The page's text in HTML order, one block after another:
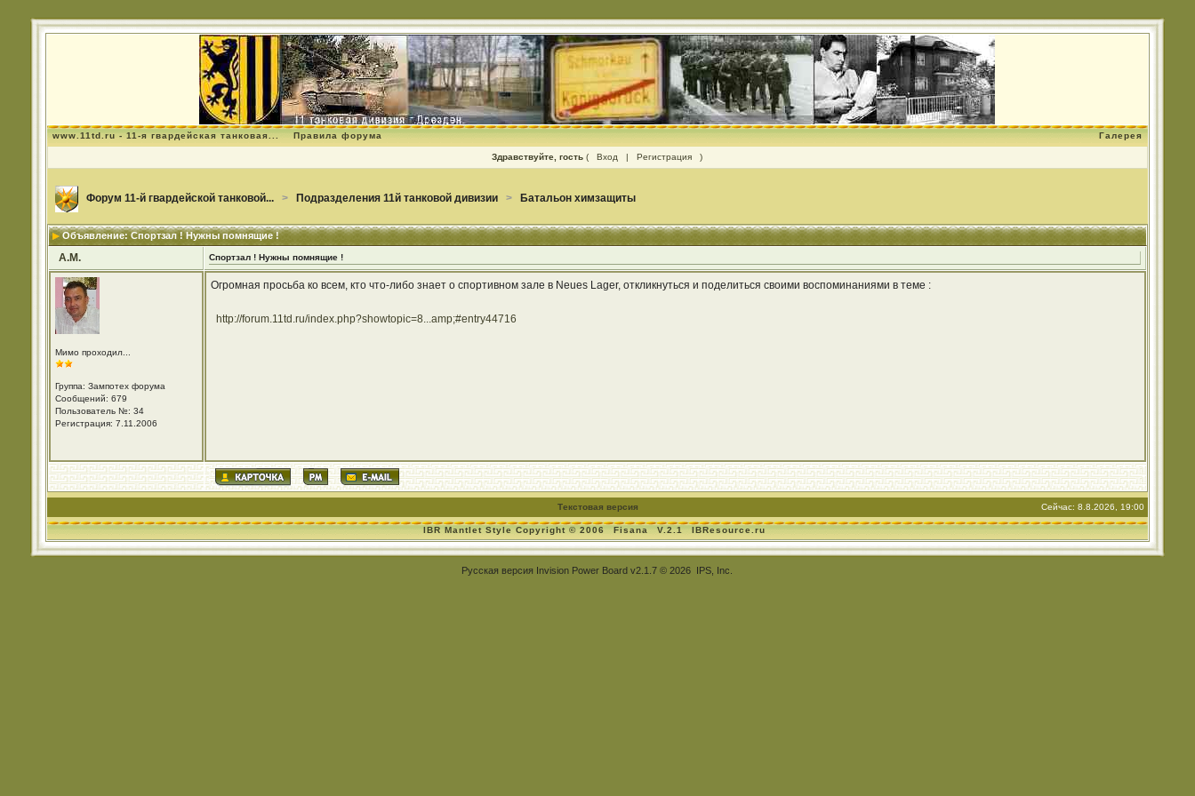
www.11td.ru - 11-я гвардейская танковая... Правила форума Галерея
Здравствуйте, гость ( Вход | Регистрация )
Форум 11-й гвардейской танковой... > Подразделения 11й танковой дивизии > Батальон химзащиты
Объявление: Спортзал ! Нужны помнящие !
А.М. Спортзал ! Нужны помнящие !
Мимо проходил...
Группа: Зампотех форума
Сообщений: 679
Пользователь №: 34
Регистрация: 7.11.2006
Огромная просьба ко всем, кто что-либо знает о спортивном зале в Neues Lager, откликнуться и поделиться своими воспоминаниями в теме :
http://forum.11td.ru/index.php?showtopic=8...amp;#entry44716
Текстовая версия Сейчас: 8.8.2026, 19:00
IBR Mantlet Style Copyright © 2006 Fisana V.2.1 IBResource.ru
Русская версия Invision Power Board v2.1.7 © 2026 IPS, Inc.